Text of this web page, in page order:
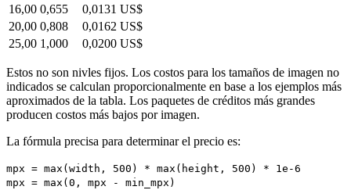
16,00 0,655
0,0131 US$
20,00 0,808
0,0162 US$
25,00 1,000 0,0200 US$
Estos no son nivles fijos. Los costos para los tamaños de imagen no
indicados se calculan proporcionalmente en base a los ejemplos más
aproximados de la tabla. Los paquetes de créditos más grandes
producen costos más bajos por imagen.
La fórmula precisa para determinar el precio es:
mpx = max(width, 500) * max(height, 500) * 1e-6
mpx = max(0, mpx - min_mpx)